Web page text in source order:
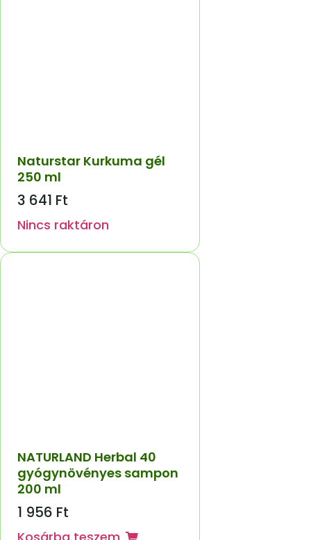
Naturstar Kurkuma gél
250 ml
3 641 Ft
Nincs raktáron
NATURLAND Herbal 40
gyógynövényes sampon
200 ml
1 956 Ft